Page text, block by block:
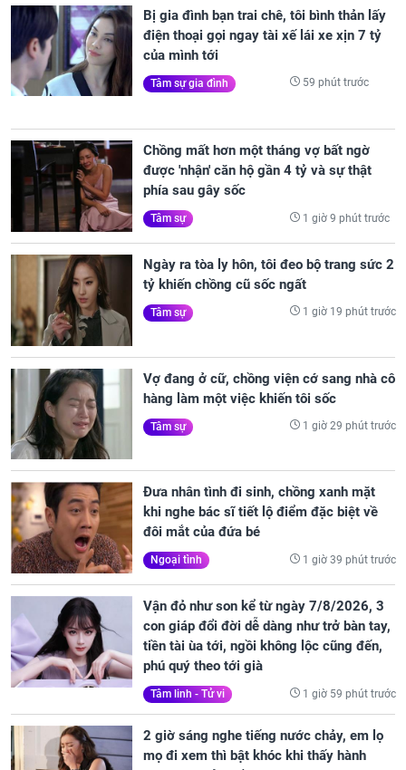
Bị gia đình bạn trai chê, tôi bình thản lấy
điện thoại gọi ngay tài xế lái xe xịn 7 tỷ
của mình tới
Tâm sự gia đình 59 phút trước
Chồng mất hơn một tháng vợ bất ngờ
được 'nhận' căn hộ gần 4 tỷ và sự thật
phía sau gây sốc
Tâm sự 1 giờ 9 phút trước
Ngày ra tòa ly hôn, tôi đeo bộ trang sức 2
tỷ khiến chồng cũ sốc ngất
Tâm sự 1 giờ 19 phút trước
Vợ đang ở cữ, chồng viện cớ sang nhà cô
hàng làm một việc khiến tôi sốc
Tâm sự 1 giờ 29 phút trước
Đưa nhân tình đi sinh, chồng xanh mặt
khi nghe bác sĩ tiết lộ điểm đặc biệt về
đôi mắt của đứa bé
Ngoại tình 1 giờ 39 phút trước
Vận đỏ như son kể từ ngày 7/8/2026, 3
con giáp đổi đời dễ dàng như trở bàn tay,
tiền tài ùa tới, ngồi không lộc cũng đến,
phú quý theo tới già
Tâm linh - Tử vi 1 giờ 59 phút trước
2 giờ sáng nghe tiếng nước chảy, em lọ
mọ đi xem thì bật khóc khi thấy hành